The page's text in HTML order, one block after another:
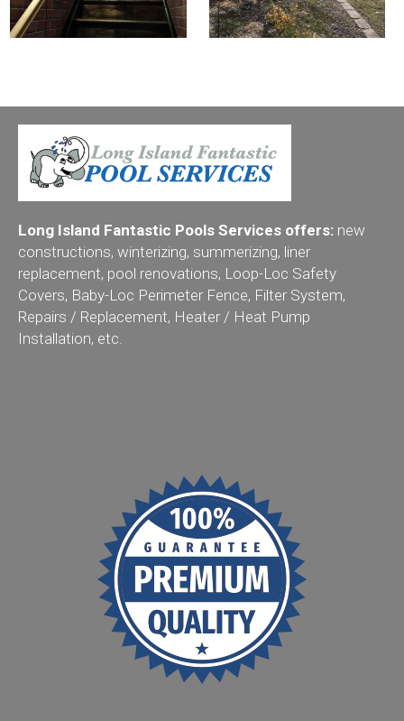
Long Island Fantastic Pools Services offers: new
constructions, winterizing, summerizing, liner
replacement, pool renovations, Loop-Loc Safety
Covers, Baby-Loc Perimeter Fence, Filter System,
Repairs / Replacement, Heater / Heat Pump
Installation, etc.